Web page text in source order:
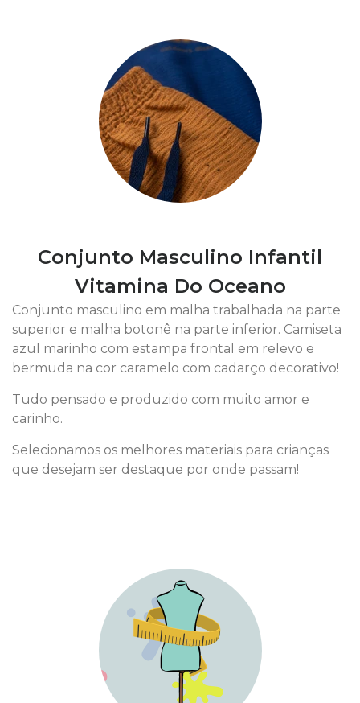
Conjunto Masculino Infantil
Vitamina Do Oceano
Conjunto masculino em malha trabalhada na parte
superior e malha botonê na parte inferior. Camiseta
azul marinho com estampa frontal em relevo e
bermuda na cor caramelo com cadarço decorativo!
Tudo pensado e produzido com muito amor e
carinho.
Selecionamos os melhores materiais para crianças
que desejam ser destaque por onde passam!